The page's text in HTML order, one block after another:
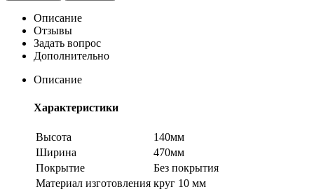
Описание
Отзывы
Задать вопрос
Дополнительно
Описание
Характеристики
Высота
140мм
Ширина
470мм
Покрытие
Без покрытия
Материал изготовления круг 10 мм